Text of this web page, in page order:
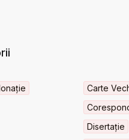
Carte
Disertație